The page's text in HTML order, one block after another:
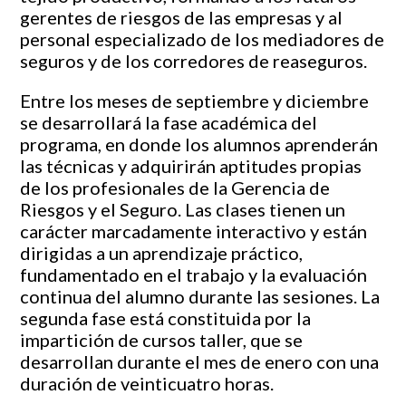
gerentes de riesgos de las empresas y al
personal especializado de los mediadores de
seguros y de los corredores de reaseguros.
Entre los meses de septiembre y diciembre
se desarrollará la fase académica del
programa, en donde los alumnos aprenderán
las técnicas y adquirirán aptitudes propias
de los profesionales de la Gerencia de
Riesgos y el Seguro. Las clases tienen un
carácter marcadamente interactivo y están
dirigidas a un aprendizaje práctico,
fundamentado en el trabajo y la evaluación
continua del alumno durante las sesiones. La
segunda fase está constituida por la
impartición de cursos taller, que se
desarrollan durante el mes de enero con una
duración de veinticuatro horas.